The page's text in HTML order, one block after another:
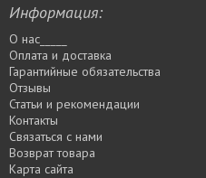
Информация:
О нас_____
Оплата и доставка
Гарантийные обязательства
Отзывы
Статьи и рекомендации
Контакты
Связаться с нами
Возврат товара
Карта сайта